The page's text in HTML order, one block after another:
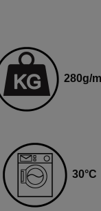
280g/
30°C